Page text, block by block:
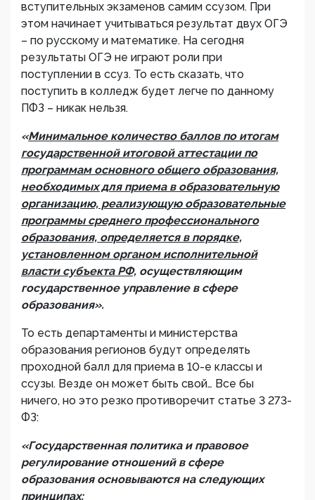
вступительных экзаменов самим ссузом. При
этом начинает учитываться результат двух ОГЭ
– по русскому и математике. На сегодня
результаты ОГЭ не играют роли при
поступлении в ссуз. То есть сказать, что
поступить в колледж будет легче по данному
ПФЗ – никак нельзя.
«Минимальное количество баллов по итогам
государственной итоговой аттестации по
программам основного общего образования,
необходимых для приема в образовательную
организацию, реализующую образовательные
программы среднего профессионального
образования, определяется в порядке,
установленном органом исполнительной
власти субъекта РФ, осуществляющим
государственное управление в сфере
образования».
То есть департаменты и министерства
образования регионов будут определять
проходной балл для приема в 10-е классы и
ссузы. Везде он может быть свой… Все бы
ничего, но это резко противоречит статье 3 273-
ФЗ:
«Государственная политика и правовое
регулирование отношений в сфере
образования основываются на следующих
принципах: